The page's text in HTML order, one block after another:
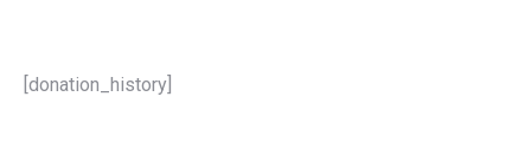
[donation_history]